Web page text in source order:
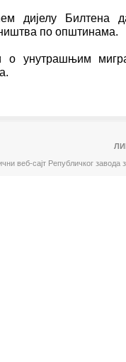
дијелу Билтена
по општинама.
о унутрашњим
веб-сајт Републичког